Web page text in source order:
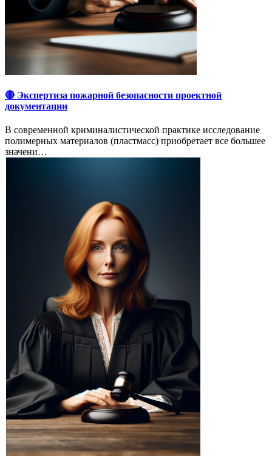
🔴 Экспертиза пожарной безопасности проектной
документации
В современной криминалистической практике исследование
полимерных материалов (пластмасс) приобретает все большее
значени…